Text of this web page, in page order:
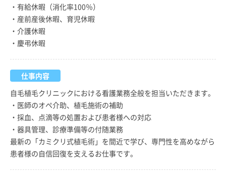
・有給休暇（消化率100％）
・産前産後休暇、育児休暇
・介護休暇
・慶弔休暇
仕事内容
自毛植毛クリニックにおける看護業務全般を担当いただきます。
・医師のオペ介助、植毛施術の補助
・採血、点滴等の処置および患者様への対応
・器具管理、診療準備等の付随業務
最新の「カミクリ式植毛術」を間近で学び、専門性を高めながら
患者様の自信回復を支えるお仕事です。